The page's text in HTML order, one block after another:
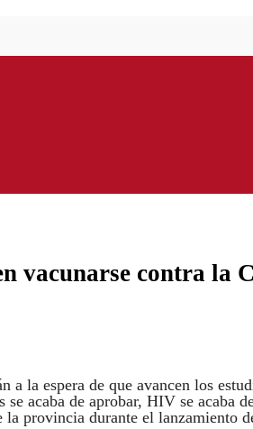
vacunarse contra la
a la espera de que avancen los
acaba de aprobar, HIV se acaba
provincia durante el lanzamiento